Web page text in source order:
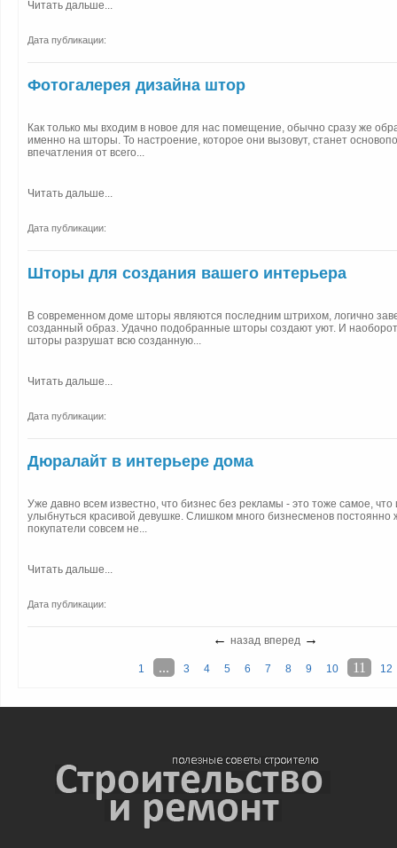
Читать дальше...
Дата публикации:
Фотогалерея дизайна штор
Как только мы входим в новое для нас помещение, обычно сразу же
именно на шторы. То настроение, которое они вызовут, станет
впечатления от всего...
Читать дальше...
Дата публикации:
Шторы для создания вашего интерьера
В современном доме шторы являются последним штрихом, логично
созданный образ. Удачно подобранные шторы создают уют. И
шторы разрушат всю созданную...
Читать дальше...
Дата публикации:
Дюралайт в интерьере дома
Уже давно всем известно, что бизнес без рекламы - это тоже самое, что
улыбнуться красивой девушке. Слишком много бизнесменов постоянно
покупатели совсем не...
Читать дальше...
Дата публикации:
← назад вперед →
1 ... 3 4 5 6 7 8 9 10 11 12